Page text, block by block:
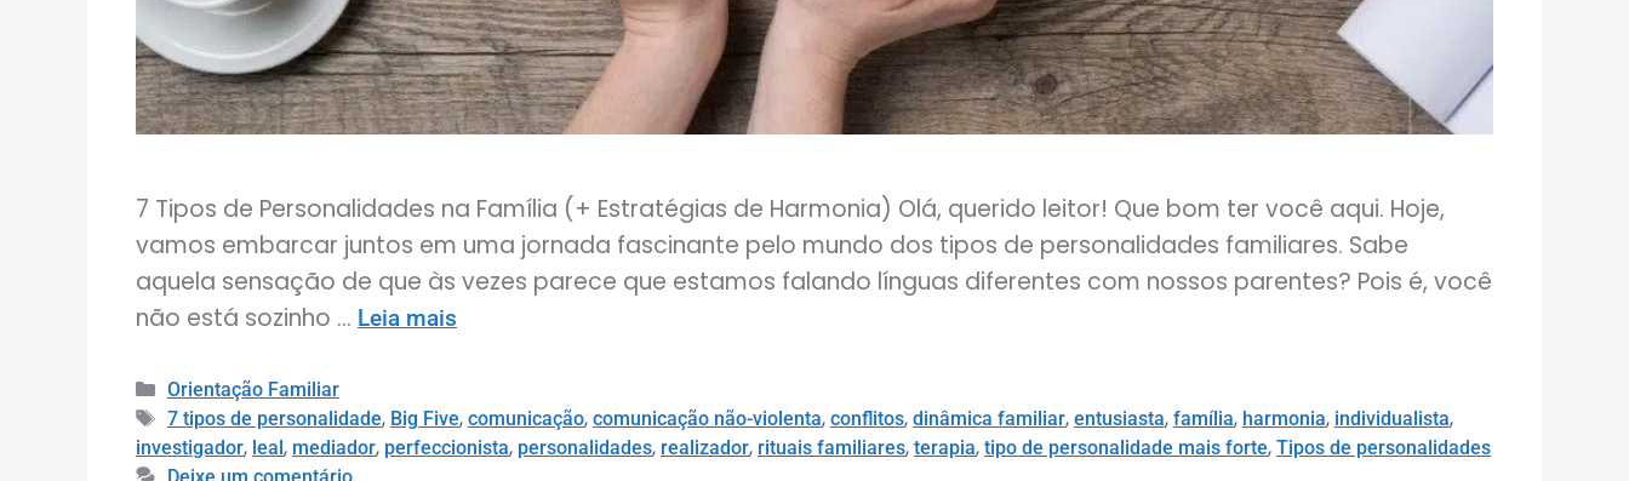
7 Tipos de Personalidades na Família (+ Estratégias de Harmonia) Olá, querido leitor! Que bom ter você aqui. Hoje,
vamos embarcar juntos em uma jornada fascinante pelo mundo dos tipos de personalidades familiares. Sabe
aquela sensação de que às vezes parece que estamos falando línguas diferentes com nossos parentes? Pois é, você
não está sozinho … Leia mais
Orientação Familiar
7 tipos de personalidade, Big Five, comunicação, comunicação não-violenta, conflitos, dinâmica familiar, entusiasta, família, harmonia, individualista,
investigador, leal , mediador, perfeccionista, personalidades, realizador, rituais familiares, terapia, tipo de personalidade mais forte, Tipos de personalidades